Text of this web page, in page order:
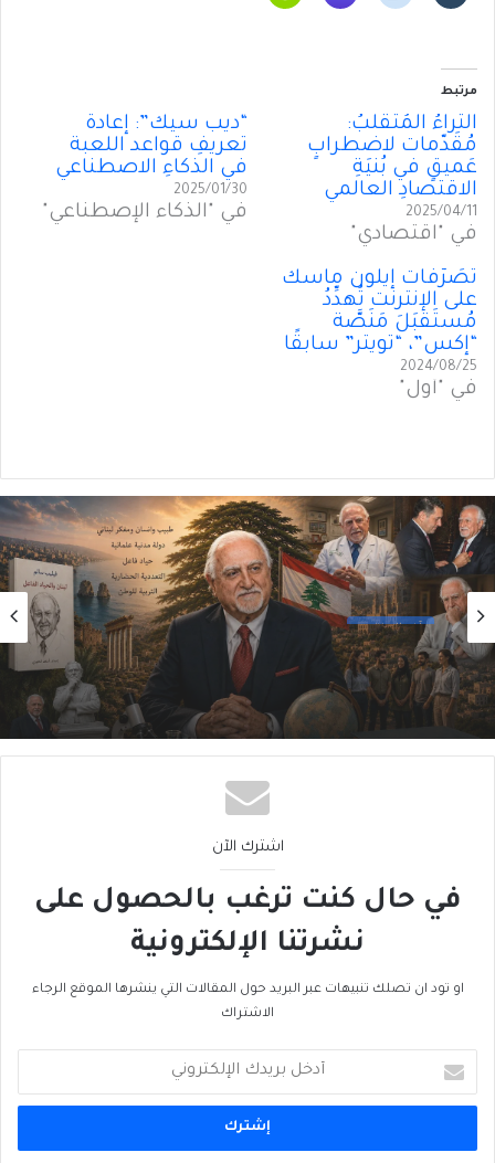
مرتبط
الثَراءُ المُتَقَلِّبُ:
مُقَدّمات لاضطرابٍ
عَميقٍ في بُنيَةِ
الاقتصادِ العالمي
2025/04/11
في "اقتصادي"
“ديب سيك”: إعادةُ
تعريفِ قواعد اللعبة
في الذكاءِ الاصطناعي
2025/01/30
في "الذكاء الإصطناعي"
تَصَرُّفات إيلون ماسك
على الإنترنت تُهدِّدُ
مُستَقبَلَ مَنَصَّة
“إكس”، “تويتر” سابقًا
2024/08/25
في "أول"
آخر العنقود
2026/07/27
لبنان فيليب سالم
اشترك الآن
في حال كنت ترغب بالحصول على
نشرتنا الإلكترونية
او تود ان تصلك تنبيهات عبر البريد حول المقالات التي ينشرها الموقع الرجاء
الاشتراك
بريدك
الإلكتروني